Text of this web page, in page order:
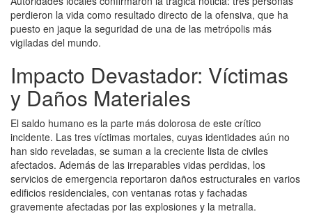
perdieron la vida como resultado directo de la ofensiva, que ha
puesto en jaque la seguridad de una de las metrópolis más
vigiladas del mundo.
Impacto Devastador: Víctimas
y Daños Materiales
El saldo humano es la parte más dolorosa de este crítico
incidente. Las tres víctimas mortales, cuyas identidades aún no
han sido reveladas, se suman a la creciente lista de civiles
afectados. Además de las irreparables vidas perdidas, los
servicios de emergencia reportaron daños estructurales en varios
edificios residenciales, con ventanas rotas y fachadas
gravemente afectadas por las explosiones y la metralla.